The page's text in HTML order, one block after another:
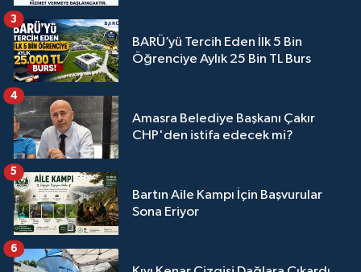
BARÜ’yü Tercih Eden İlk 5 Bin
Öğrenciye Aylık 25 Bin TL Burs
3
Amasra Belediye Başkanı Çakır
CHP'den istifa edecek mi?
4
Bartın Aile Kampı İçin Başvurular
Sona Eriyor
5
6